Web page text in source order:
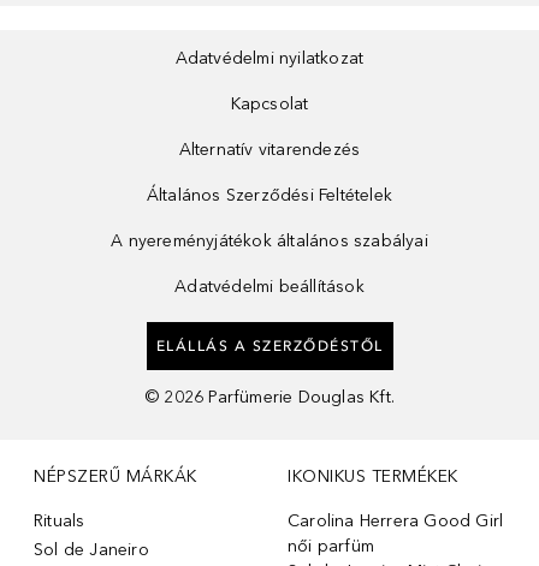
Adatvédelmi nyilatkozat
Kapcsolat
Alternatív vitarendezés
Általános Szerződési Feltételek
A nyereményjátékok általános szabályai
Adatvédelmi beállítások
ELÁLLÁS A SZERZŐDÉSTŐL
© 2026 Parfümerie Douglas Kft.
NÉPSZERŰ MÁRKÁK
Rituals
Sol de Janeiro
IKONIKUS TERMÉKEK
Carolina Herrera Good Girl
női parfüm